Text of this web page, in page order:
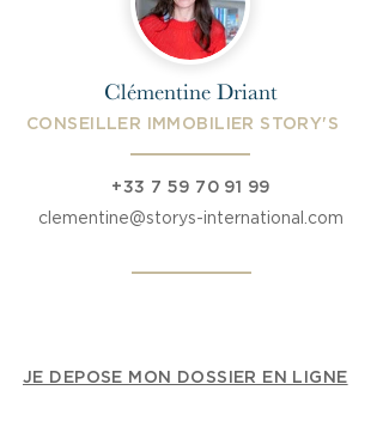
Clémentine Driant
CONSEILLER IMMOBILIER STORY'S
+33 7 59 70 91 99
clementine@storys-international.com
JE DEPOSE MON DOSSIER EN LIGNE